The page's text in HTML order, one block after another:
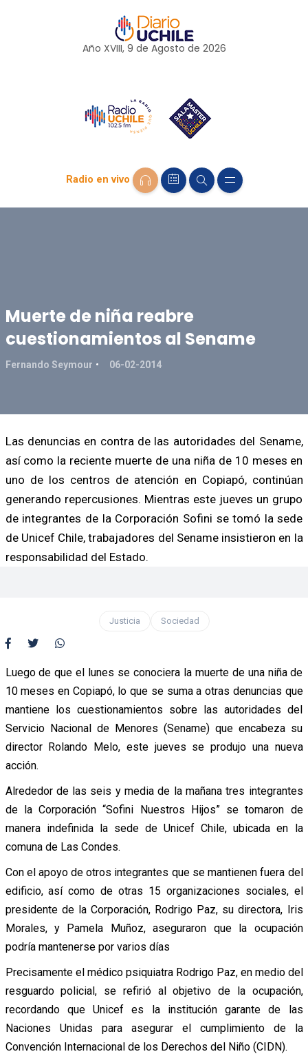
Año XVIII, 9 de Agosto de 2026
Radio en vivo
Muerte de niña reabre
cuestionamientos al Sename
Fernando Seymour 06-02-2014
Las denuncias en contra de las autoridades del Sename,
así como la reciente muerte de una niña de 10 meses en
uno de los centros de atención en Copiapó, continúan
generando repercusiones. Mientras este jueves un grupo
de integrantes de la Corporación Sofini se tomó la sede
de Unicef Chile, trabajadores del Sename insistieron en la
responsabilidad del Estado.
Justicia Sociedad
Luego de que el lunes se conociera la muerte de una niña de
10 meses en Copiapó, lo que se suma a otras denuncias que
mantiene los cuestionamientos sobre las autoridades del
Servicio Nacional de Menores (Sename) que encabeza su
director Rolando Melo, este jueves se produjo una nueva
acción.
Alrededor de las seis y media de la mañana tres integrantes
de la Corporación “Sofini Nuestros Hijos” se tomaron de
manera indefinida la sede de Unicef Chile, ubicada en la
comuna de Las Condes.
Con el apoyo de otros integrantes que se mantienen fuera del
edificio, así como de otras 15 organizaciones sociales, el
presidente de la Corporación, Rodrigo Paz, su directora, Iris
Morales, y Pamela Muñoz, aseguraron que la ocupación
podría mantenerse por varios días
Precisamente el médico psiquiatra Rodrigo Paz, en medio del
resguardo policial, se refirió al objetivo de la ocupación,
recordando que Unicef es la institución garante de las
Naciones Unidas para asegurar el cumplimiento de la
Convención Internacional de los Derechos del Niño (CIDN).